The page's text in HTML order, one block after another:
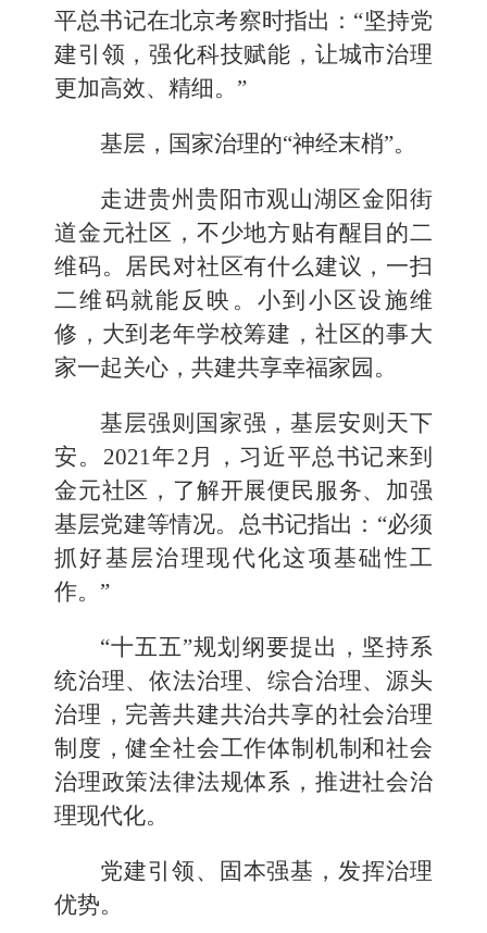
平总书记在北京考察时指出：“坚持党
建引领，强化科技赋能，让城市治理
更加高效、精细。”
基层，国家治理的“神经末梢”。
走进贵州贵阳市观山湖区金阳街
道金元社区，不少地方贴有醒目的二
维码。居民对社区有什么建议，一扫
二维码就能反映。小到小区设施维
修，大到老年学校筹建，社区的事大
家一起关心，共建共享幸福家园。
基层强则国家强，基层安则天下
安。2021年2月，习近平总书记来到
金元社区，了解开展便民服务、加强
基层党建等情况。总书记指出：“必须
抓好基层治理现代化这项基础性工
作。”
“十五五”规划纲要提出，坚持系
统治理、依法治理、综合治理、源头
治理，完善共建共治共享的社会治理
制度，健全社会工作体制机制和社会
治理政策法律法规体系，推进社会治
理现代化。
党建引领、固本强基，发挥治理
优势。